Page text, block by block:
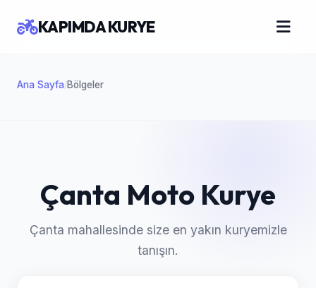
Ana Sayfa/Bölgeler
KAPIMDA KURYE
Çanta Moto Kurye
Çanta mahallesinde size en yakın kuryemizle
tanışın.